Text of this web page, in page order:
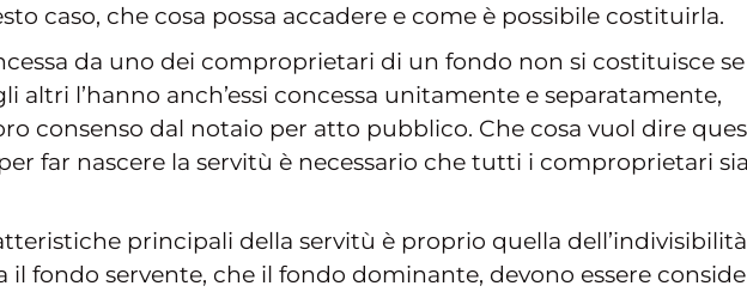
caso, che cosa possa accadere e come è possibile costituirla.
da uno dei comproprietari di un fondo non si costituisce se
altri l’hanno anch’essi concessa unitamente e separatamente,
consenso dal notaio per atto pubblico. Che cosa vuol dire
far nascere la servitù è necessario che tutti i comproprietari
principali della servitù è proprio quella
il fondo servente, che il fondo dominante, devono essere